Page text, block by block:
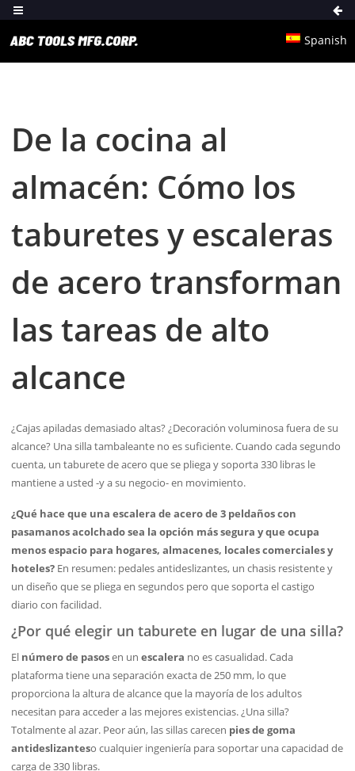
Spanish
De la cocina al
almacén: Cómo los
taburetes y escaleras
de acero transforman
las tareas de alto
alcance
¿Cajas apiladas demasiado altas? ¿Decoración voluminosa fuera de su
alcance? Una silla tambaleante no es suficiente. Cuando cada segundo
cuenta, un taburete de acero que se pliega y soporta 330 libras le
mantiene a usted -y a su negocio- en movimiento.
¿Qué hace que una escalera de acero de 3 peldaños con
pasamanos acolchado sea la opción más segura y que ocupa
menos espacio para hogares, almacenes, locales comerciales y
hoteles? En resumen: pedales antideslizantes, un chasis resistente y
un diseño que se pliega en segundos pero que soporta el castigo
diario con facilidad.
¿Por qué elegir un taburete en lugar de una silla?
El número de pasosen unescalera no es casualidad. Cada
plataforma tiene una separación exacta de 250 mm, lo que
proporciona la altura de alcance que la mayoría de los adultos
necesitan para acceder a las mejores existencias. ¿Una silla?
Totalmente al azar. Peor aún, las sillas carecen pies de goma
antideslizanteso cualquier ingeniería para soportar una capacidad de
carga de 330 libras.